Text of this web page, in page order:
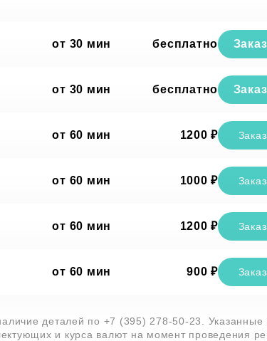
от 30 мин бесплатно
от 30 мин бесплатно
от 60 мин 1200 ₽
от 60 мин 1000 ₽
от 60 мин 1200 ₽
от 60 мин 900 ₽
деталей по +7 (395) 278-50-23
.
и курса валют на момент проведения